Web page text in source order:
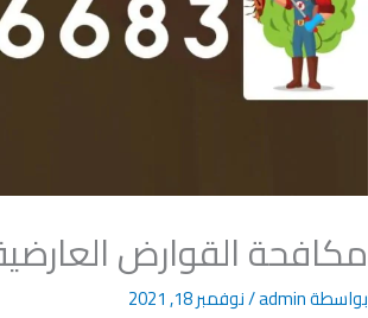
مكافحة القوارض العارضية 65536683
بواسطةadmin
/نوفمبر 18, 2021